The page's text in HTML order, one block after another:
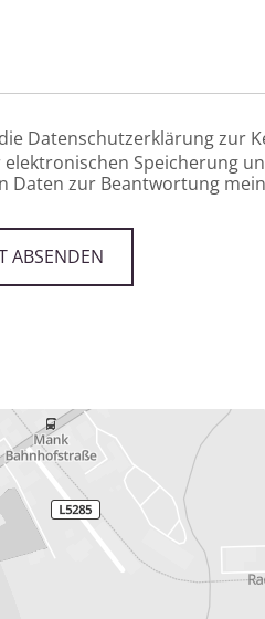
Datenschutzerklärung zur
Speicherung
Daten zur Beantwortung